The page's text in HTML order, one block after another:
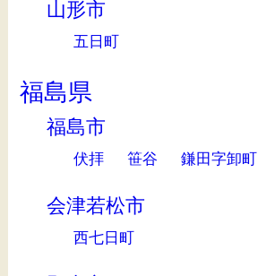
山形市
五日町
福島県
福島市
伏拝 笹谷 鎌田字卸町
会津若松市
西七日町